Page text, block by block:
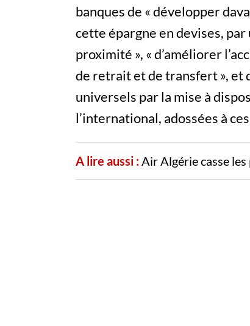
banques de « développer
cette épargne en devises,
proximité », « d’améliorer
de retrait et de transfert », et
universels par la mise à
l’international, adossées à
A lire aussi :Air Algérie casse